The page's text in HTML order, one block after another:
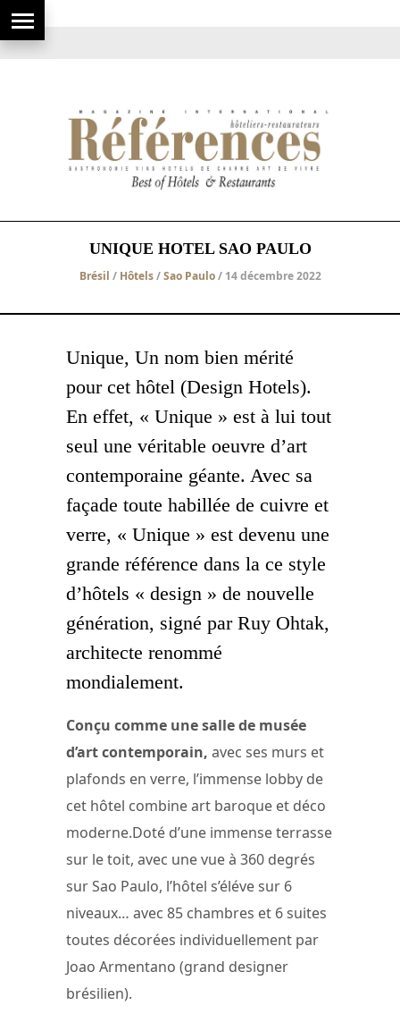
UNIQUE HOTEL SAO PAULO
Brésil / Hôtels/Sao Paulo/ 14 décembre 2022
Unique, Un nom bien mérité
pour cet hôtel (Design Hotels).
En effet, « Unique » est à lui tout
seul une véritable oeuvre d’art
contemporaine géante. Avec sa
façade toute habillée de cuivre et
verre, « Unique » est devenu une
grande référence dans la ce style
d’hôtels « design » de nouvelle
génération, signé par Ruy Ohtak,
architecte renommé
mondialement.
Conçu comme une salle de musée
d’art contemporain, avec ses murs et
plafonds en verre, l’immense lobby de
cet hôtel combine art baroque et déco
moderne.Doté d’une immense terrasse
sur le toit, avec une vue à 360 degrés
sur Sao Paulo, l’hôtel s’éléve sur 6
niveaux… avec 85 chambres et 6 suites
toutes décorées individuellement par
Joao Armentano (grand designer
brésilien).